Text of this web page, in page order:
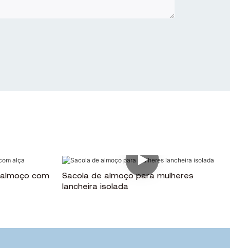
com
Sacola de almoço para mulheres
lancheira isolada